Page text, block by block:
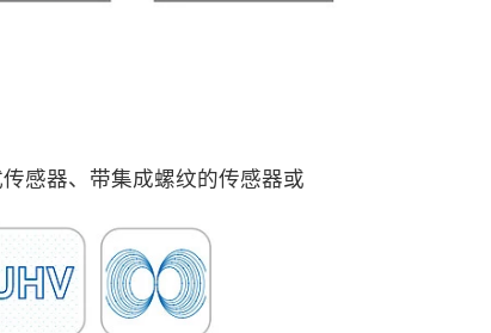
感器、带集成螺纹的传感器或